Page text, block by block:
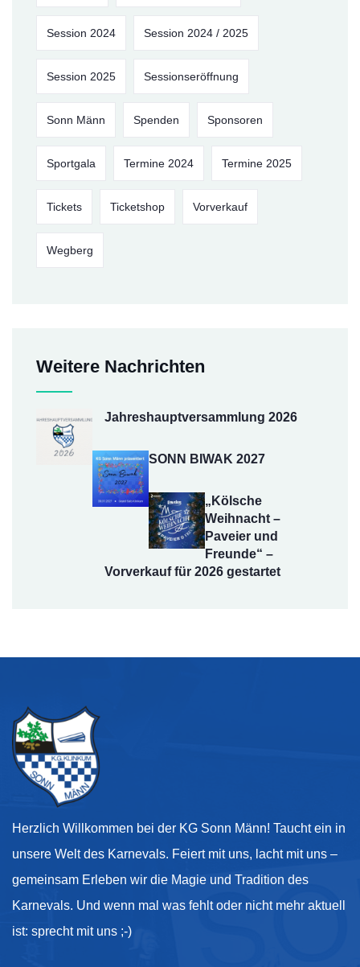
Session 2024 Session 2024 / 2025
Session 2025 Sessionseröffnung
Sonn Männ Spenden Sponsoren
Sportgala Termine 2024 Termine 2025
Tickets Ticketshop Vorverkauf
Wegberg
Weitere Nachrichten
Jahreshauptversammlung 2026
SONN BIWAK 2027
„Kölsche
Weihnacht –
Paveier und
Freunde“ –
Vorverkauf für 2026 gestartet
Herzlich Willkommen bei der KG Sonn Männ! Taucht ein in
unsere Welt des Karnevals. Feiert mit uns, lacht mit uns –
gemeinsam Erleben wir die Magie und Tradition des
Karnevals. Und wenn mal was fehlt oder nicht mehr aktuell
ist: sprecht mit uns ;-)